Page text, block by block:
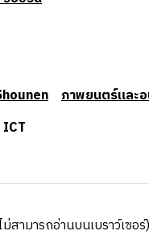
ภาพยนตร์และอ
ามารถอ่านบนเบราว์เซอร์)